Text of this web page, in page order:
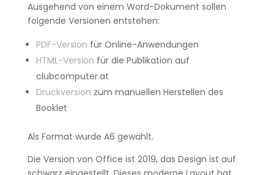
Ausgehend von einem Word-Dokument sollen
folgende Versionen entstehen:
PDF-Version für Online-Anwendungen
HTML-Version für die Publikation auf
clubcomputer.at
Druckversion zum manuellen Herstellen des
Booklet
Als Format wurde A6 gewählt.
Die Version von Office ist 2019, das Design ist auf